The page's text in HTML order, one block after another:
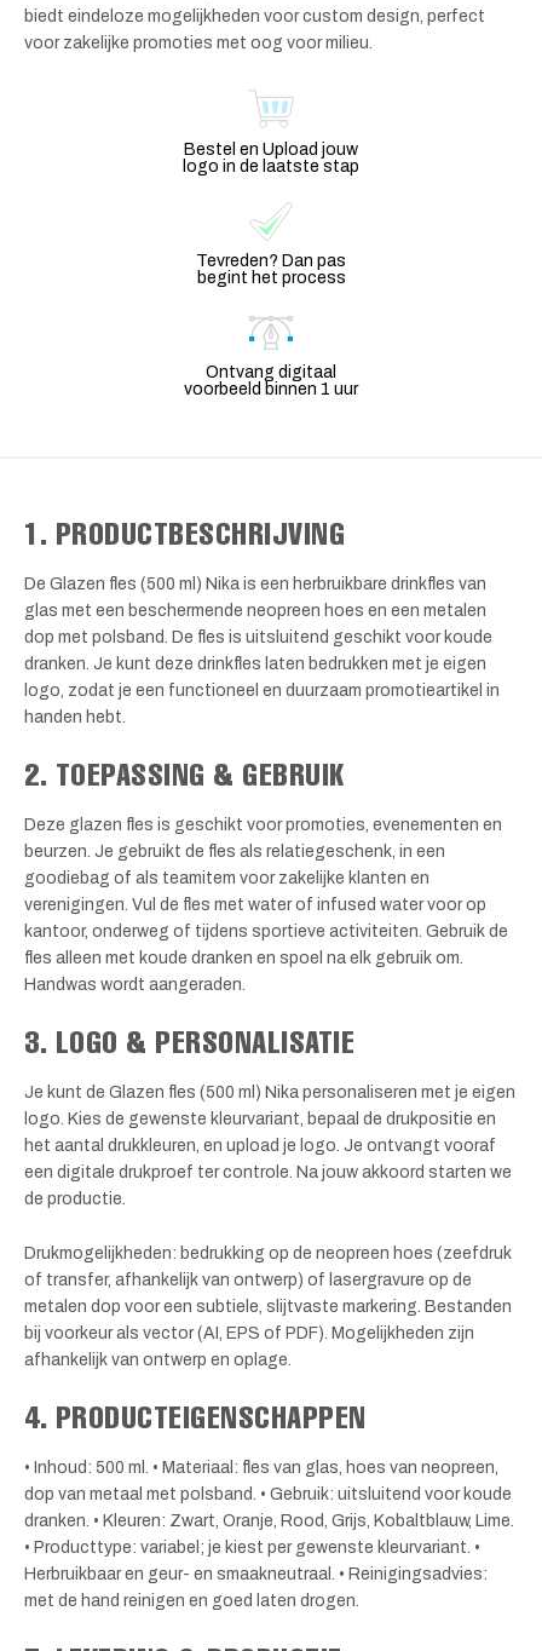
biedt eindeloze mogelijkheden voor custom design, perfect
voor zakelijke promoties met oog voor milieu.
Bestel en Upload jouw
logo in de laatste stap
Tevreden? Dan pas
begint het process
Ontvang digitaal
voorbeeld binnen 1 uur
1. PRODUCTBESCHRIJVING
De Glazen fles (500 ml) Nika is een herbruikbare drinkfles van
glas met een beschermende neopreen hoes en een metalen
dop met polsband. De fles is uitsluitend geschikt voor koude
dranken. Je kunt deze drinkfles laten bedrukken met je eigen
logo, zodat je een functioneel en duurzaam promotieartikel in
handen hebt.
2. TOEPASSING & GEBRUIK
Deze glazen fles is geschikt voor promoties, evenementen en
beurzen. Je gebruikt de fles als relatiegeschenk, in een
goodiebag of als teamitem voor zakelijke klanten en
verenigingen. Vul de fles met water of infused water voor op
kantoor, onderweg of tijdens sportieve activiteiten. Gebruik de
fles alleen met koude dranken en spoel na elk gebruik om.
Handwas wordt aangeraden.
3. LOGO & PERSONALISATIE
Je kunt de Glazen fles (500 ml) Nika personaliseren met je eigen
logo. Kies de gewenste kleurvariant, bepaal de drukpositie en
het aantal drukkleuren, en upload je logo. Je ontvangt vooraf
een digitale drukproef ter controle. Na jouw akkoord starten we
de productie.
Drukmogelijkheden: bedrukking op de neopreen hoes (zeefdruk
of transfer, afhankelijk van ontwerp) of lasergravure op de
metalen dop voor een subtiele, slijtvaste markering. Bestanden
bij voorkeur als vector (AI, EPS of PDF). Mogelijkheden zijn
afhankelijk van ontwerp en oplage.
4. PRODUCTEIGENSCHAPPEN
• Inhoud: 500 ml. • Materiaal: fles van glas, hoes van neopreen,
dop van metaal met polsband. • Gebruik: uitsluitend voor koude
dranken. • Kleuren: Zwart, Oranje, Rood, Grijs, Kobaltblauw, Lime.
• Producttype: variabel; je kiest per gewenste kleurvariant. •
Herbruikbaar en geur- en smaakneutraal. • Reinigingsadvies:
met de hand reinigen en goed laten drogen.